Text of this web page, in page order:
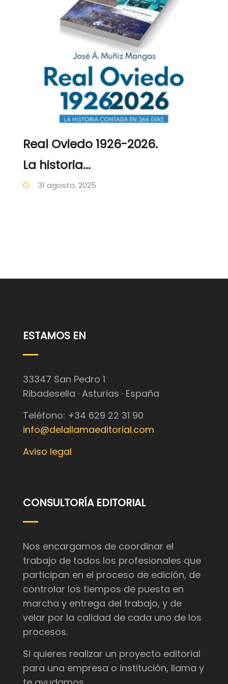
Real Oviedo 1926-2026.
La historia...
31 agosto, 2025
ESTAMOS EN
33347 San Pedro 1
Ribadesella · Asturias · España
Teléfono: +34 629 22 31 90
info@delallamaeditorial.com
Aviso legal
CONSULTORÍA EDITORIAL
Nos encargamos de coordinar el
trabajo de todos los profesionales que
participan en el proceso de edición, de
controlar los tiempos de puesta en
marcha y entrega del trabajo, y de
velar por la calidad de cada uno de los
procesos.
Si quieres realizar un proyecto editorial
para una empresa o institución, llama y